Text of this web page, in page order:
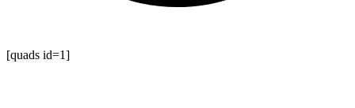
[quads id=1]